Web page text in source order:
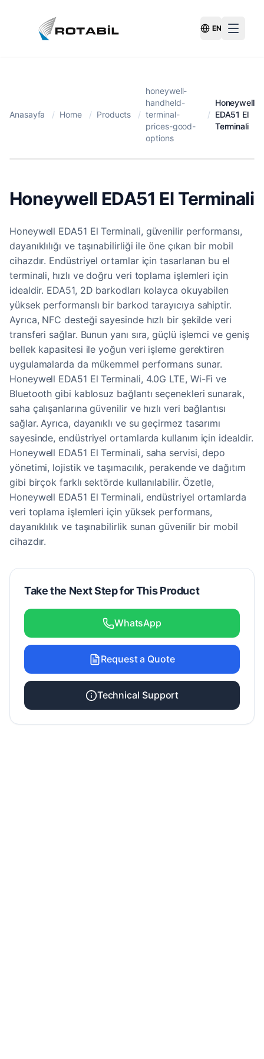
Switch
EN
Anasayfa / Home / Products /
honeywell-
handheld-
terminal-
prices-good-
options
/
Honeywell
EDA51 El
Terminali
Honeywell EDA51 El Terminali
Honeywell EDA51 El Terminali, güvenilir performansı,
dayanıklılığı ve taşınabilirliği ile öne çıkan bir mobil
cihazdır. Endüstriyel ortamlar için tasarlanan bu el
terminali, hızlı ve doğru veri toplama işlemleri için
idealdir. EDA51, 2D barkodları kolayca okuyabilen
yüksek performanslı bir barkod tarayıcıya sahiptir.
Ayrıca, NFC desteği sayesinde hızlı bir şekilde veri
transferi sağlar. Bunun yanı sıra, güçlü işlemci ve geniş
bellek kapasitesi ile yoğun veri işleme gerektiren
uygulamalarda da mükemmel performans sunar.
Honeywell EDA51 El Terminali, 4.0G LTE, Wi-Fi ve
Bluetooth gibi kablosuz bağlantı seçenekleri sunarak,
saha çalışanlarına güvenilir ve hızlı veri bağlantısı
sağlar. Ayrıca, dayanıklı ve su geçirmez tasarımı
sayesinde, endüstriyel ortamlarda kullanım için idealdir.
Honeywell EDA51 El Terminali, saha servisi, depo
yönetimi, lojistik ve taşımacılık, perakende ve dağıtım
gibi birçok farklı sektörde kullanılabilir. Özetle,
Honeywell EDA51 El Terminali, endüstriyel ortamlarda
veri toplama işlemleri için yüksek performans,
dayanıklılık ve taşınabilirlik sunan güvenilir bir mobil
cihazdır.
Take the Next Step for This Product
WhatsApp
Request a Quote
Technical Support